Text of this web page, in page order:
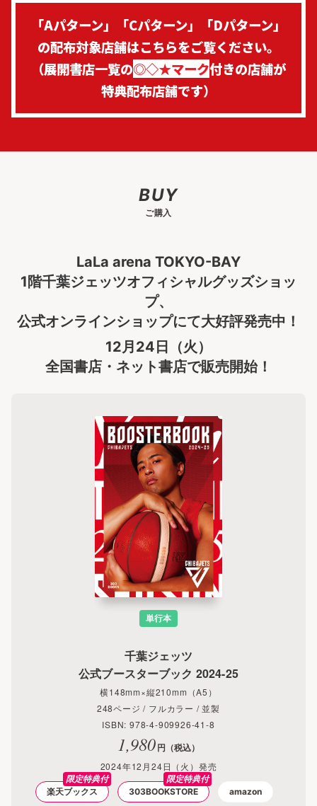
「Aパターン」「Cパターン」「Dパターン」
の配布対象店舗はこちらをご覧ください。
（展開書店一覧の◎◇★マーク付きの店舗が
特典配布店舗です）
BUY
ご購入
LaLa arena TOKYO-BAY
1階千葉ジェッツオフィシャルグッズショッ
プ、
公式オンラインショップにて大好評発売中！
12月24日（火）
全国書店・ネット書店で販売開始！
単行本
千葉ジェッツ
公式ブースターブック 2024-25
横148mm×縦210mm（A5）
248ページ / フルカラー / 並製
ISBN: 978-4-909926-41-8
1,980 円（税込）
2024年12月24日（火）発売
楽天ブックス
限定特典付
303BOOKSTORE
限定特典付
amazon